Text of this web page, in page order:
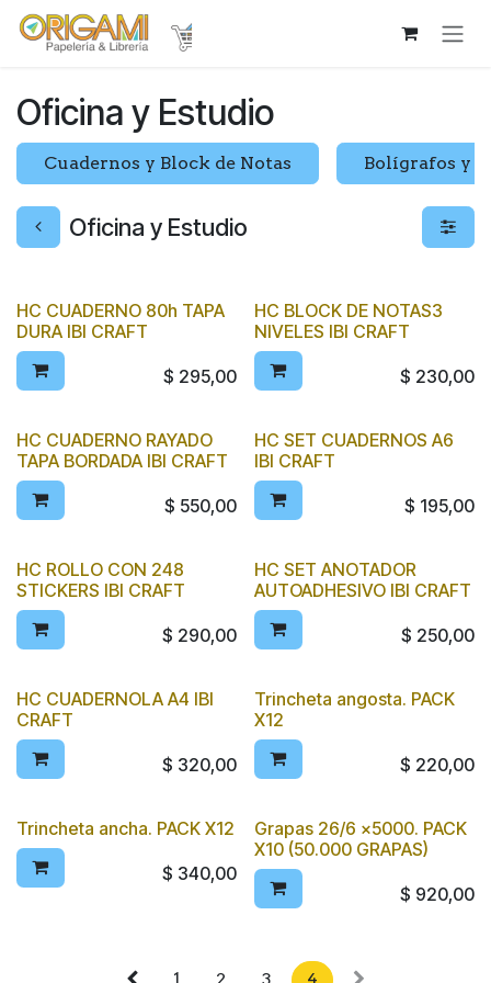
Ir al contenido
Oficina y Estudio
Cuadernos y Block de Notas Bolígrafos y
Oficina y Estudio
HC CUADERNO 80h TAPA
DURA IBI CRAFT
$ 295,00
HC BLOCK DE NOTAS3
NIVELES IBI CRAFT
$ 230,00
HC CUADERNO RAYADO
TAPA BORDADA IBI CRAFT
$ 550,00
HC SET CUADERNOS A6
IBI CRAFT
$ 195,00
HC ROLLO CON 248
STICKERS IBI CRAFT
$ 290,00
HC SET ANOTADOR
AUTOADHESIVO IBI CRAFT
$ 250,00
HC CUADERNOLA A4 IBI
CRAFT
$ 320,00
Trincheta angosta. PACK
X12
$ 220,00
Trincheta ancha. PACK X12
$ 340,00
Grapas 26/6 x5000. PACK
X10 (50.000 GRAPAS)
$ 920,00